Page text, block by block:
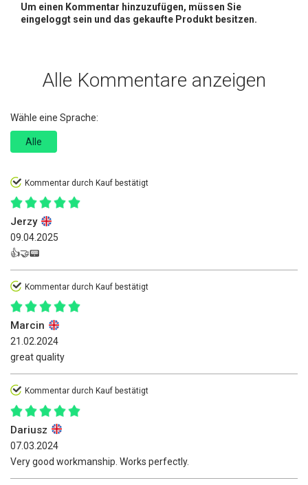
Um einen Kommentar hinzuzufügen, müssen Sie
eingeloggt sein und das gekaufte Produkt besitzen.
Alle Kommentare anzeigen
Wähle eine Sprache:
Alle
Kommentar durch Kauf bestätigt
Jerzy
09.04.2025
👍🤝📟
Kommentar durch Kauf bestätigt
Marcin
21.02.2024
great quality
Kommentar durch Kauf bestätigt
Dariusz
07.03.2024
Very good workmanship. Works perfectly.